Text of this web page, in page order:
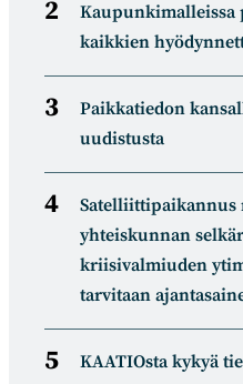
Kaupunkimalleissa
kaikkien
Paikkatiedon
uudistusta
Satelliitti­paikannus
yhteiskunnan
kriisivalmiuden
tarvitaan
KAATIOsta kykyä